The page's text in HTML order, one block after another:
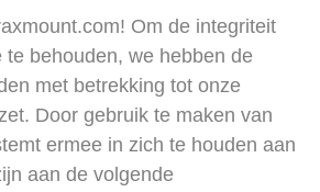
Om de integriteit
te behouden, we hebben de
met betrekking tot onze
Door gebruik te maken van
ermee in zich te houden aan
aan de volgende